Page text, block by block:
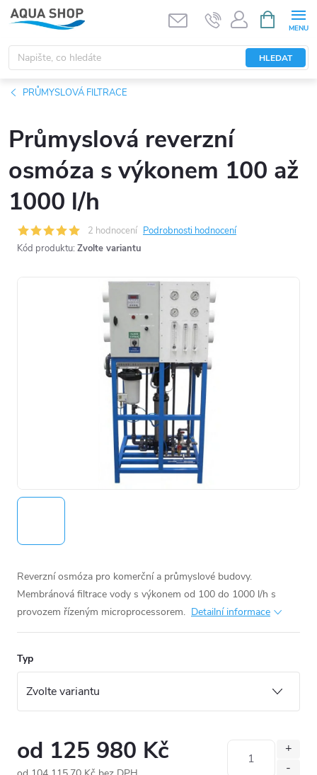
Přejít
na
obsah
HLEDAT
NÁKUPNÍ
KOŠÍK
PRŮMYSLOVÁ FILTRACE
Průmyslová reverzní
osmóza s výkonem 100 až
1000 l/h
2 hodnocení Podrobnosti hodnocení
Kód produktu: Zvolte variantu
Reverzní osmóza pro komerční a průmyslové budovy.
Membránová filtrace vody s výkonem od 100 do 1000 l/h s
provozem řízeným microprocessorem. Detailní informace
Typ
od 125 980 Kč